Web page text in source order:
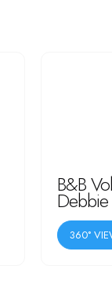
B&B
360°